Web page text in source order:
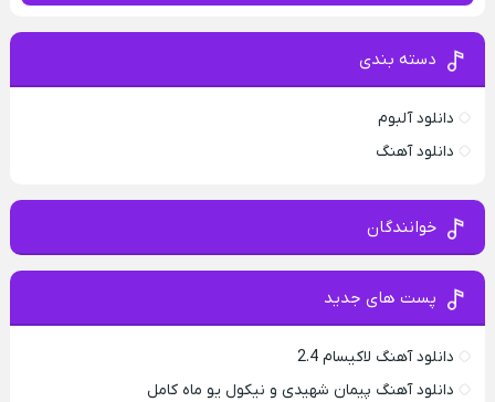
دسته بندی
دانلود آلبوم
دانلود آهنگ
خوانندگان
پست های جدید
دانلود آهنگ لاکیسام 2.4
دانلود آهنگ پیمان شهیدی و نیکول یو ماه کامل